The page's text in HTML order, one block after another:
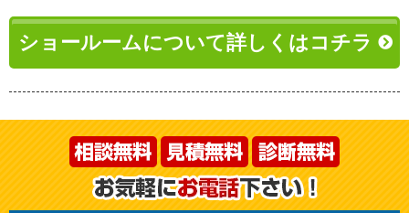
ショールームについて詳しくはコチラ